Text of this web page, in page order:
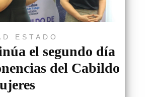
ESTADO
el segundo día
del Cabildo